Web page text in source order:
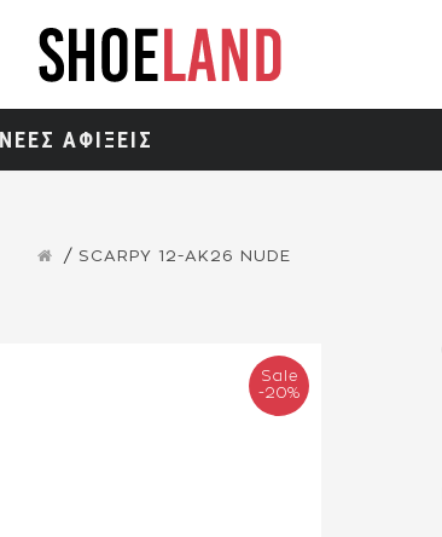
ΝΕΕΣ ΑΦΙΞΕΙΣ
SCARPY 12-ΑΚ26 NUDE
Sale
-20%